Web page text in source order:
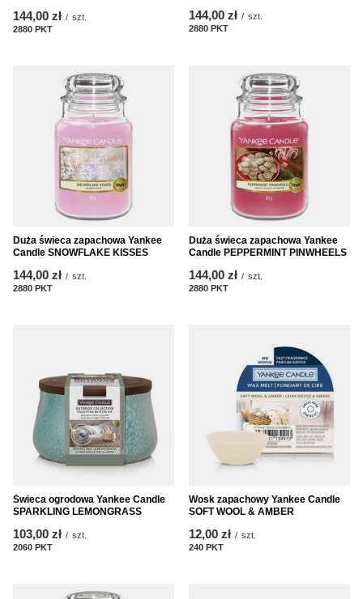
144,00 zł / szt.
2880 PKT
144,00 zł / szt.
2880 PKT
Duża świeca zapachowa Yankee
Candle SNOWFLAKE KISSES
144,00 zł / szt.
2880 PKT
Duża świeca zapachowa Yankee
Candle PEPPERMINT PINWHEELS
144,00 zł / szt.
2880 PKT
Świeca ogrodowa Yankee Candle
SPARKLING LEMONGRASS
103,00 zł / szt.
2060 PKT
Wosk zapachowy Yankee Candle
SOFT WOOL & AMBER
12,00 zł / szt.
240 PKT